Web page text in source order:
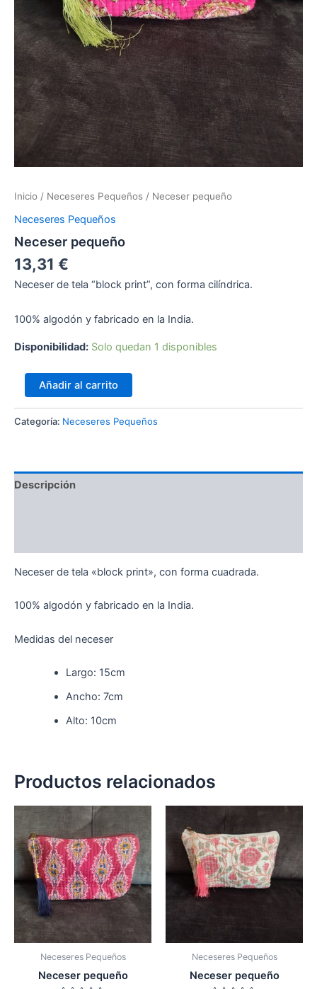
Inicio / Neceseres Pequeños / Neceser pequeño
Neceseres Pequeños
Neceser pequeño
13,31 €
Neceser de tela “block print”, con forma cilíndrica.
100% algodón y fabricado en la India.
Disponibilidad: Solo quedan 1 disponibles
Añadir al carrito
Categoría: Neceseres Pequeños
Descripción
Neceser de tela «block print», con forma cuadrada.
100% algodón y fabricado en la India.
Medidas del neceser
Largo: 15cm
Ancho: 7cm
Alto: 10cm
Productos relacionados
Neceseres Pequeños
Neceser pequeño
Neceseres Pequeños
Neceser pequeño